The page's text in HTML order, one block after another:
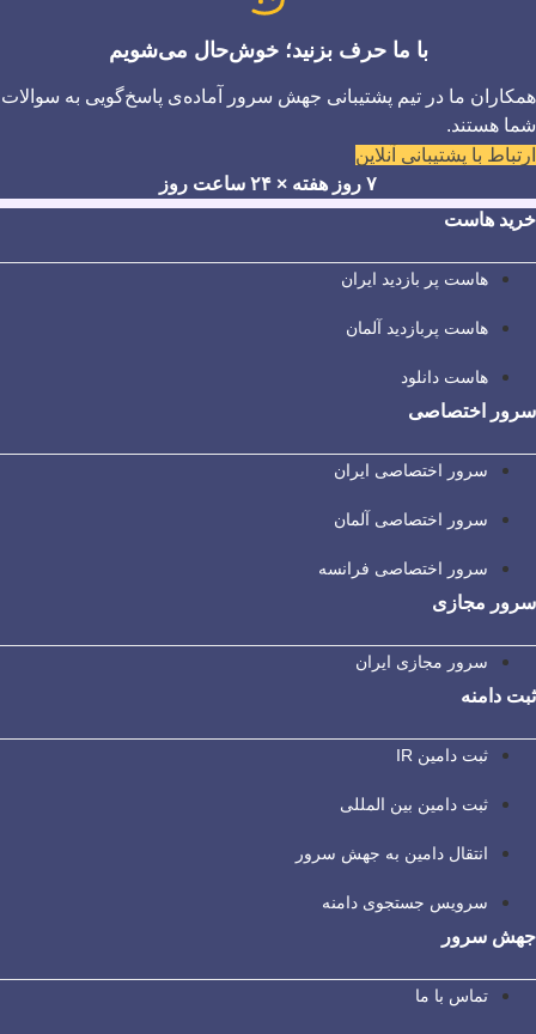
با ما حرف بزنید؛ خوش‌حال می‌شویم
همکاران ما در تیم پشتیبانی جهش سرور آماده‌ی پاسخ‌گویی به سوالات
شما هستند.
ارتباط با پشتیبانی آنلاین
۷ روز هفته × ۲۴ ساعت روز
خرید هاست
هاست پر بازدید ایران
هاست پربازدید آلمان
هاست دانلود
سرور اختصاصی
سرور اختصاصی ایران
سرور اختصاصی آلمان
سرور اختصاصی فرانسه
سرور مجازی
سرور مجازی ایران
ثبت دامنه
ثبت دامین IR
ثبت دامین بین المللی
انتقال دامین به جهش سرور
سرویس جستجوی دامنه
جهش سرور
تماس با ما